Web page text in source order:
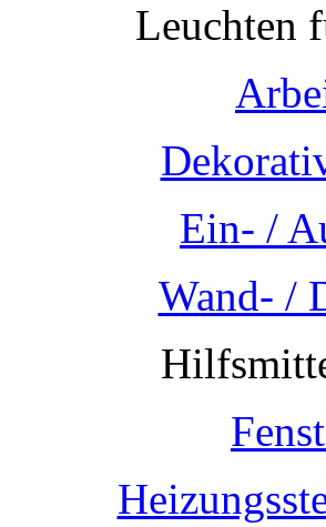
Leuchten
Ein- /
Wand- /